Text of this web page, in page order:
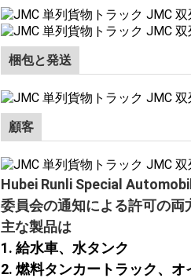
梱包と発送
顧客
Hubei Runli Special
委員会の通知による許可の両
主な製品は
1. 給水車、水タンク
2. 燃料タンカートラック、オ